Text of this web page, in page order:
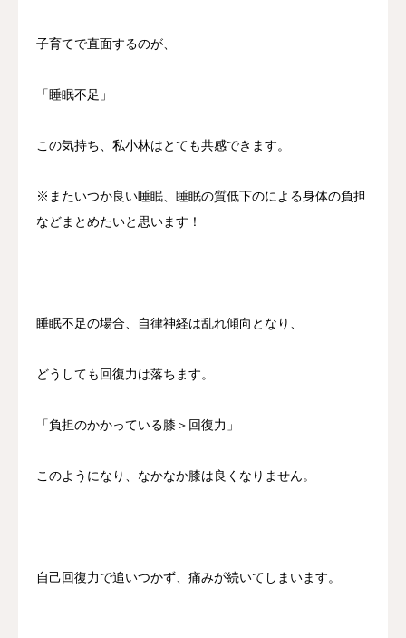
子育てで直面するのが、
「睡眠不足」
この気持ち、私小林はとても共感できます。
※またいつか良い睡眠、睡眠の質低下のによる身体の負担
などまとめたいと思います！
睡眠不足の場合、自律神経は乱れ傾向となり、
どうしても回復力は落ちます。
「負担のかかっている膝＞回復力」
このようになり、なかなか膝は良くなりません。
自己回復力で追いつかず、痛みが続いてしまいます。